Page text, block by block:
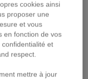
craie cookies ainsi
proposer une
et vous
en fonction de vos
et
respect.
mettre à jour